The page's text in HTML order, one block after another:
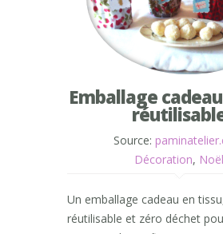
Emballage
Source:
Décoration, Noël
Un emballage cadeau en
réutilisable et zéro déchet